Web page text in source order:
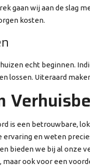
gaan wij aan de slag
kosten.
echt beginnen.
lossen. Uiteraard
is een betrouwbare,
ervaring en weten
bieden we bij al onze
maar ook voor een